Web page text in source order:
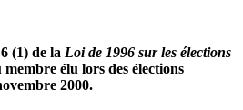
(1) de la Loi de 1996 sur les élections
élu lors des élections
2000.